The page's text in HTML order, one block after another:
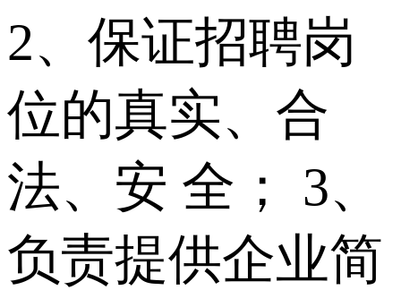
2、保证招聘岗
位的真实、合
法、安 全； 3、
负责提供企业简